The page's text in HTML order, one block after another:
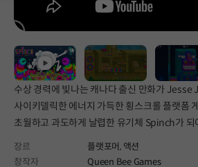
수상 경력에 빛나는 캐나다 출신 만화가 Jesse
사이키델릭한 에너지 가득한 횡스크롤 플랫폼
초월하고 과도하게 날렵한 유기체 Spinch가 되
장르 플랫포머, 액션
창작자
Queen Bee Games